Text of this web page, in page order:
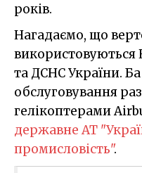
років.
Нагадаємо, що
використовуються
та ДСНС України. Ба
обслуговування
гелікоптерами
державне АТ
промисловість".